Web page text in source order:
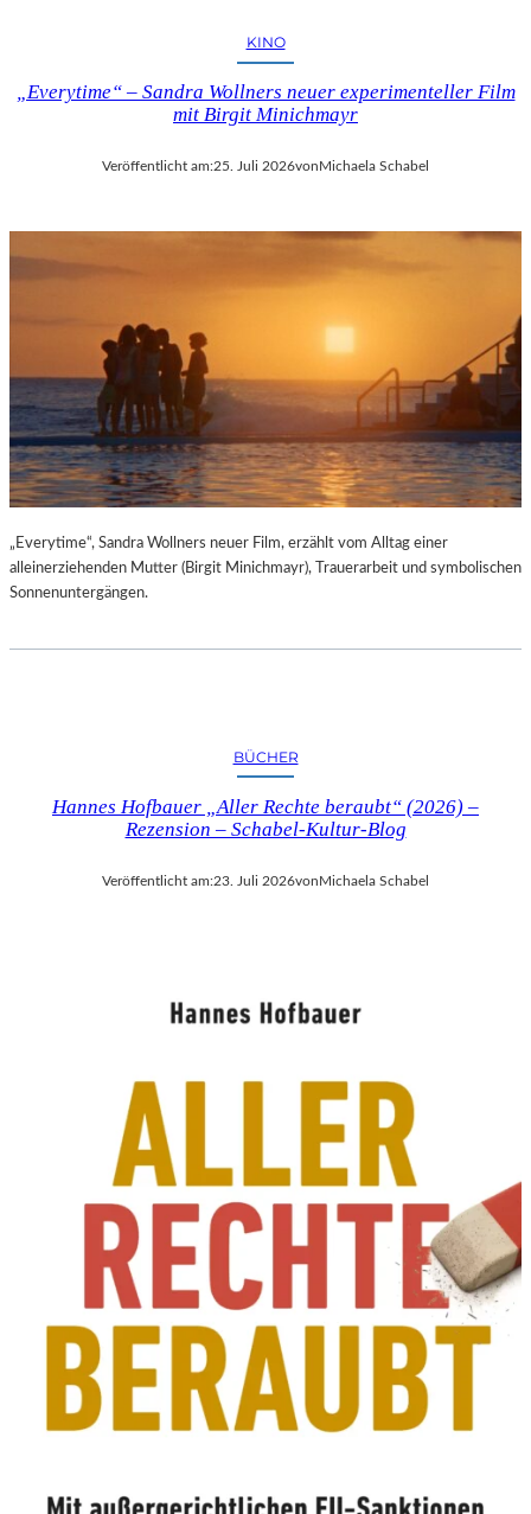
KINO
„Everytime“ – Sandra Wollners neuer experimenteller Film
mit Birgit Minichmayr
Veröffentlicht am:25. Juli 2026von Michaela Schabel
„Everytime“, Sandra Wollners neuer Film, erzählt vom Alltag einer
alleinerziehenden Mutter (Birgit Minichmayr), Trauerarbeit und symbolischen
Sonnenuntergängen.
BÜCHER
Hannes Hofbauer „Aller Rechte beraubt“ (2026) –
Rezension – Schabel-Kultur-Blog
Veröffentlicht am:23. Juli 2026vonMichaela Schabel